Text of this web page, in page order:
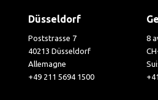
Düsseldorf
Poststrasse 7
40213 Düsseldorf
Allemagne
+49 211 5694 1500
8